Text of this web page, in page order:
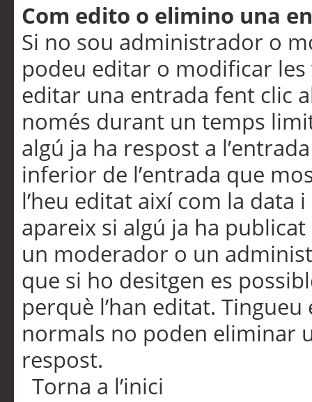
Com edito o elimino una
Si no sou administrador o
podeu editar o modificar
editar una entrada fent clic
només durant un temps
algú ja ha respost a
inferior de l’entrada que
l’heu editat així com la data
apareix si algú ja ha
un moderador o un
que si ho desitgen es
perquè l’han editat.
normals no poden eliminar
respost.
Torna a l’inici